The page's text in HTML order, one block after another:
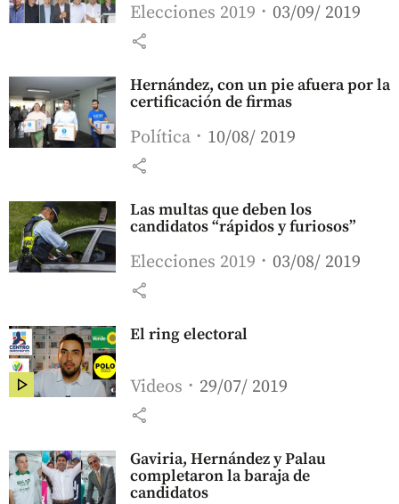
Elecciones 2019 03/09/ 2019
share
Hernández, con un pie afuera por la
certificación de firmas
Política 10/08/ 2019
share
Las multas que deben los
candidatos “rápidos y furiosos”
Elecciones 2019 03/08/ 2019
share
El ring electoral
Videos 29/07/ 2019
share
Gaviria, Hernández y Palau
completaron la baraja de
candidatos